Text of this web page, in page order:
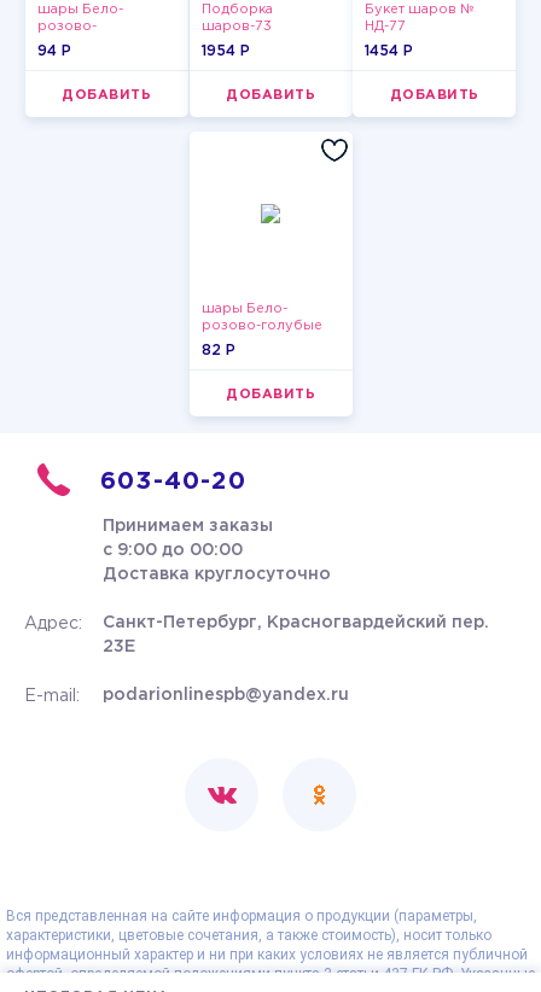
шары Бело-
розово-
фиолетово-
94 P
ДОБАВИТЬ
Подборка
шаров-73
1954 P
ДОБАВИТЬ
Букет шаров №
НД-77
1454 P
ДОБАВИТЬ
шары Бело-
розово-голубые
пастельные
82 P
ДОБАВИТЬ
603-40-20
Принимаем заказы
с 9:00 до 00:00
Доставка круглосуточно
Адрес:
Санкт-Петербург, Красногвардейский пер.
23Е
E-mail: podarionlinespb@yandex.ru
Вся представленная на сайте информация о продукции (параметры,
характеристики, цветовые сочетания, а также стоимость), носит только
информационный характер и ни при каких условиях не является публичной
офертой, определяемой положениями пункта 2 статьи 437 ГК РФ. Указанные